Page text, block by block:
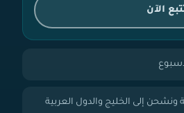
الآن
إلى الخليج والدول العربية